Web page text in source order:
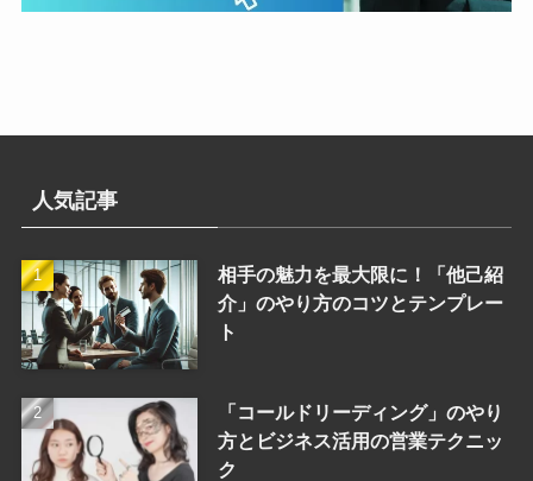
人気記事
相手の魅力を最大限に！「他己紹
介」のやり方のコツとテンプレー
ト
「コールドリーディング」のやり
方とビジネス活用の営業テクニッ
ク